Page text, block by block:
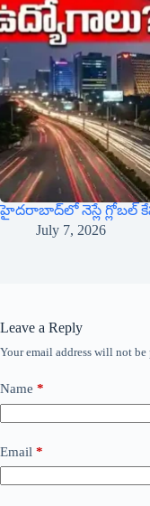
హైదరాబాద్‌లో నెస్లే గ్లోబల్
July 7, 2026
Leave a Reply
Your email address will not
Name *
Email *